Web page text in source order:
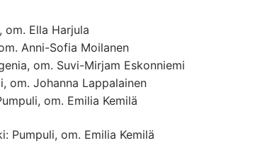
om. Ella Harjula
Anni-Sofia Moilanen
om. Suvi-Mirjam Eskonniemi
om. Johanna Lappalainen
om. Emilia Kemilä
Pumpuli, om. Emilia Kemilä